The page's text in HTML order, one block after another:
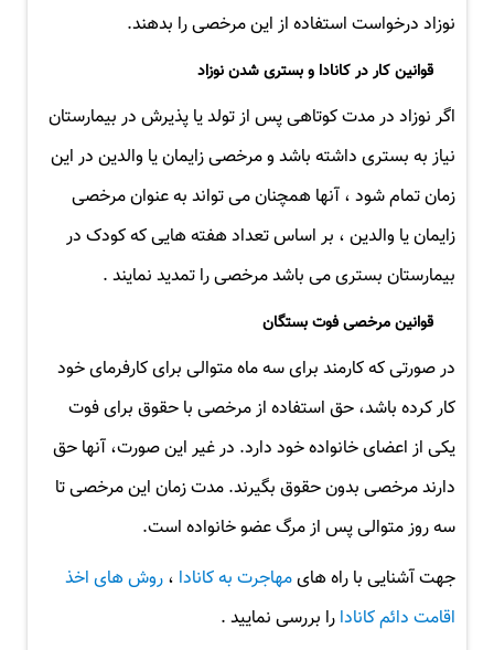
نوزاد درخواست استفاده از این مرخصی را بدهند.
قوانین کار در کانادا و بستری شدن نوزاد
اگر نوزاد در مدت کوتاهی پس از تولد یا پذیرش در بیمارستان
نیاز به بستری داشته باشد و مرخصی زایمان یا والدین در این
زمان تمام شود ، آنها همچنان می تواند به عنوان مرخصی
زایمان یا والدین ، بر اساس تعداد هفته هایی که کودک در
بیمارستان بستری می باشد مرخصی را تمدید نمایند .
قوانین مرخصی فوت بستگان
در صورتی که کارمند برای سه ماه متوالی برای کارفرمای خود
کار کرده باشد، حق استفاده از مرخصی با حقوق برای فوت
یکی از اعضای خانواده خود دارد. در غیر این صورت، آنها حق
دارند مرخصی بدون حقوق بگیرند. مدت زمان این مرخصی تا
سه روز متوالی پس از مرگ عضو خانواده است.
جهت آشنایی با راه هایمهاجرت به کانادا ، روش های اخذ
اقامت دائم کانادا را بررسی نمایید .